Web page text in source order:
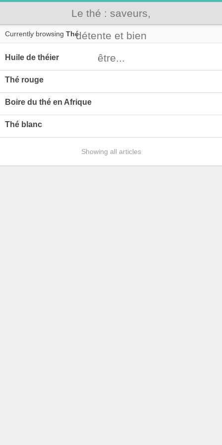
Le thé : saveurs,
détente et bien
être...
Currently browsing Thé
Huile de théier
Thé rouge
Boire du thé en Afrique
Thé blanc
Showing all articles